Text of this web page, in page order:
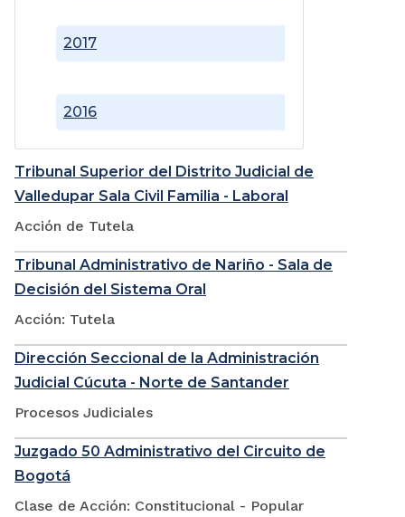
2016
2017
Tribunal Superior del Distrito Judicial de
Valledupar Sala Civil Familia - Laboral
Acción de Tutela
Tribunal Administrativo de Nariño - Sala de
Decisión del Sistema Oral
Acción: Tutela
Dirección Seccional de la Administración
Judicial Cúcuta - Norte de Santander
Procesos Judiciales
Juzgado 50 Administrativo del Circuito de
Bogotá
Clase de Acción: Constitucional - Popular